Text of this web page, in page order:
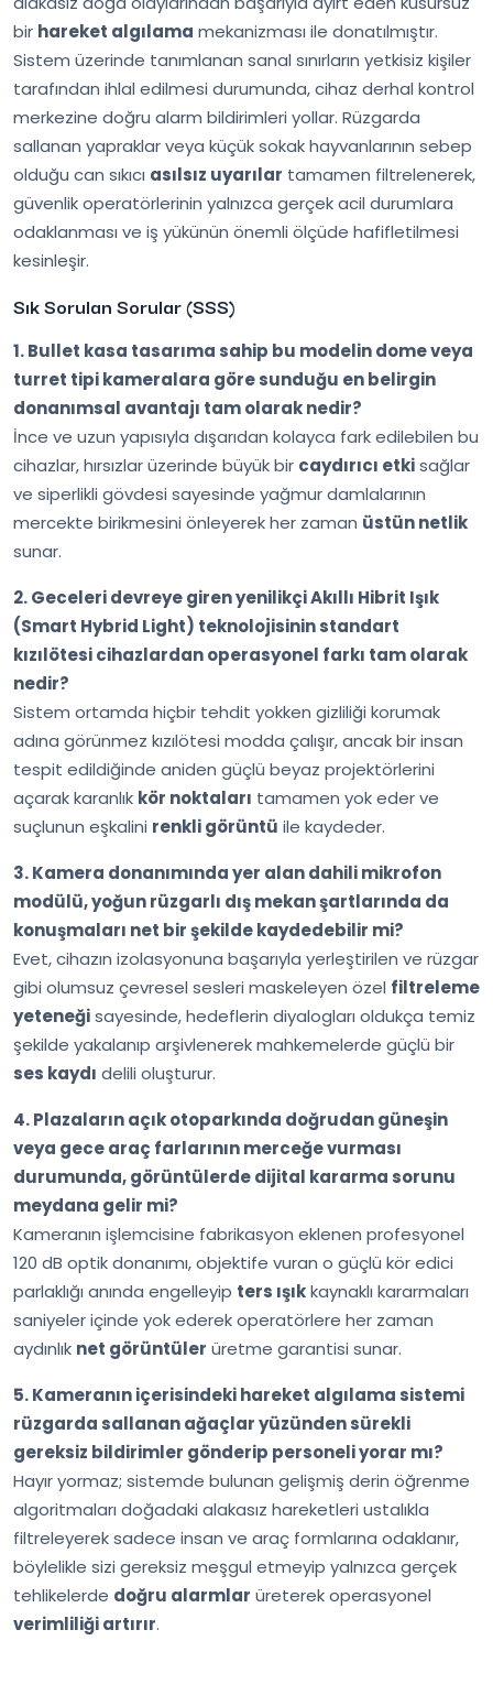
bir hareket algılama mekanizması ile donatılmıştır.
Sistem üzerinde tanımlanan sanal sınırların yetkisiz kişiler
tarafından ihlal edilmesi durumunda, cihaz derhal kontrol
merkezine doğru alarm bildirimleri yollar. Rüzgarda
sallanan yapraklar veya küçük sokak hayvanlarının sebep
olduğu can sıkıcı asılsız uyarılar tamamen filtrelenerek,
güvenlik operatörlerinin yalnızca gerçek acil durumlara
odaklanması ve iş yükünün önemli ölçüde hafifletilmesi
kesinleşir.
Sık Sorulan Sorular (SSS)
1. Bullet kasa tasarıma sahip bu modelin dome veya
turret tipi kameralara göre sunduğu en belirgin
donanımsal avantajı tam olarak nedir?
İnce ve uzun yapısıyla dışarıdan kolayca fark edilebilen bu
cihazlar, hırsızlar üzerinde büyük bir caydırıcı etkisağlar
ve siperlikli gövdesi sayesinde yağmur damlalarının
mercekte birikmesini önleyerek her zaman üstün netlik
sunar.
2. Geceleri devreye giren yenilikçi Akıllı Hibrit Işık
(Smart Hybrid Light) teknolojisinin standart
kızılötesi cihazlardan operasyonel farkı tam olarak
nedir?
Sistem ortamda hiçbir tehdit yokken gizliliği korumak
adına görünmez kızılötesi modda çalışır, ancak bir insan
tespit edildiğinde aniden güçlü beyaz projektörlerini
açarak karanlık kör noktaları tamamen yok eder ve
suçlunun eşkalini renkli görüntü ile kaydeder.
3. Kamera donanımında yer alan dahili mikrofon
modülü, yoğun rüzgarlı dış mekan şartlarında da
konuşmaları net bir şekilde kaydedebilir mi?
Evet, cihazın izolasyonuna başarıyla yerleştirilen ve rüzgar
gibi olumsuz çevresel sesleri maskeleyen özel filtreleme
yeteneğisayesinde, hedeflerin diyalogları oldukça temiz
şekilde yakalanıp arşivlenerek mahkemelerde güçlü bir
ses kaydı delili oluşturur.
4. Plazaların açık otoparkında doğrudan güneşin
veya gece araç farlarının merceğe vurması
durumunda, görüntülerde dijital kararma sorunu
meydana gelir mi?
Kameranın işlemcisine fabrikasyon eklenen profesyonel
120 dB optik donanımı, objektife vuran o güçlü kör edici
parlaklığı anında engelleyip ters ışıkkaynaklı kararmaları
saniyeler içinde yok ederek operatörlere her zaman
aydınlık net görüntüler üretme garantisi sunar.
5. Kameranın içerisindeki hareket algılama sistemi
rüzgarda sallanan ağaçlar yüzünden sürekli
gereksiz bildirimler gönderip personeli yorar mı?
Hayır yormaz; sistemde bulunan gelişmiş derin öğrenme
algoritmaları doğadaki alakasız hareketleri ustalıkla
filtreleyerek sadece insan ve araç formlarına odaklanır,
böylelikle sizi gereksiz meşgul etmeyip yalnızca gerçek
tehlikelerde doğru alarmlar üreterek operasyonel
verimliliği artırır.